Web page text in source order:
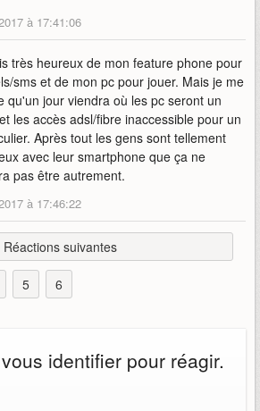
à 17:41:06
très heureux de mon feature phone pour
sms et de mon pc pour jouer. Mais je me
qu'un jour viendra où les pc seront un
les accès adsl/fibre inaccessible pour un
Après tout les gens sont tellement
avec leur smartphone que ça ne
pas être autrement.
à 17:46:22
Réactions suivantes
5 6
identifier pour réagir.